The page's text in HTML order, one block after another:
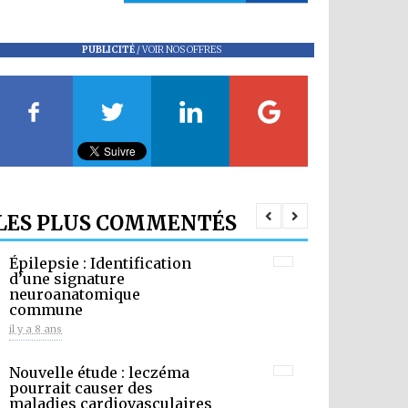
PUBLICITÉ/VOIR NOS OFFRES
PLUS COMMENTÉS
Épilepsie : Identification
d’une signature
neuroanatomique
commune
il y a 8 ans
Nouvelle étude : leczéma
pourrait causer des
maladies cardiovasculaires